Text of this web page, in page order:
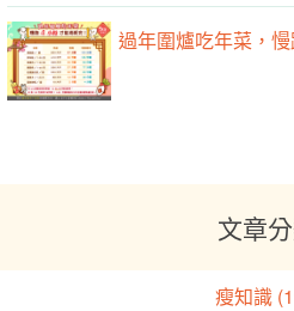
過年圍爐吃年菜，
文章
瘦知識